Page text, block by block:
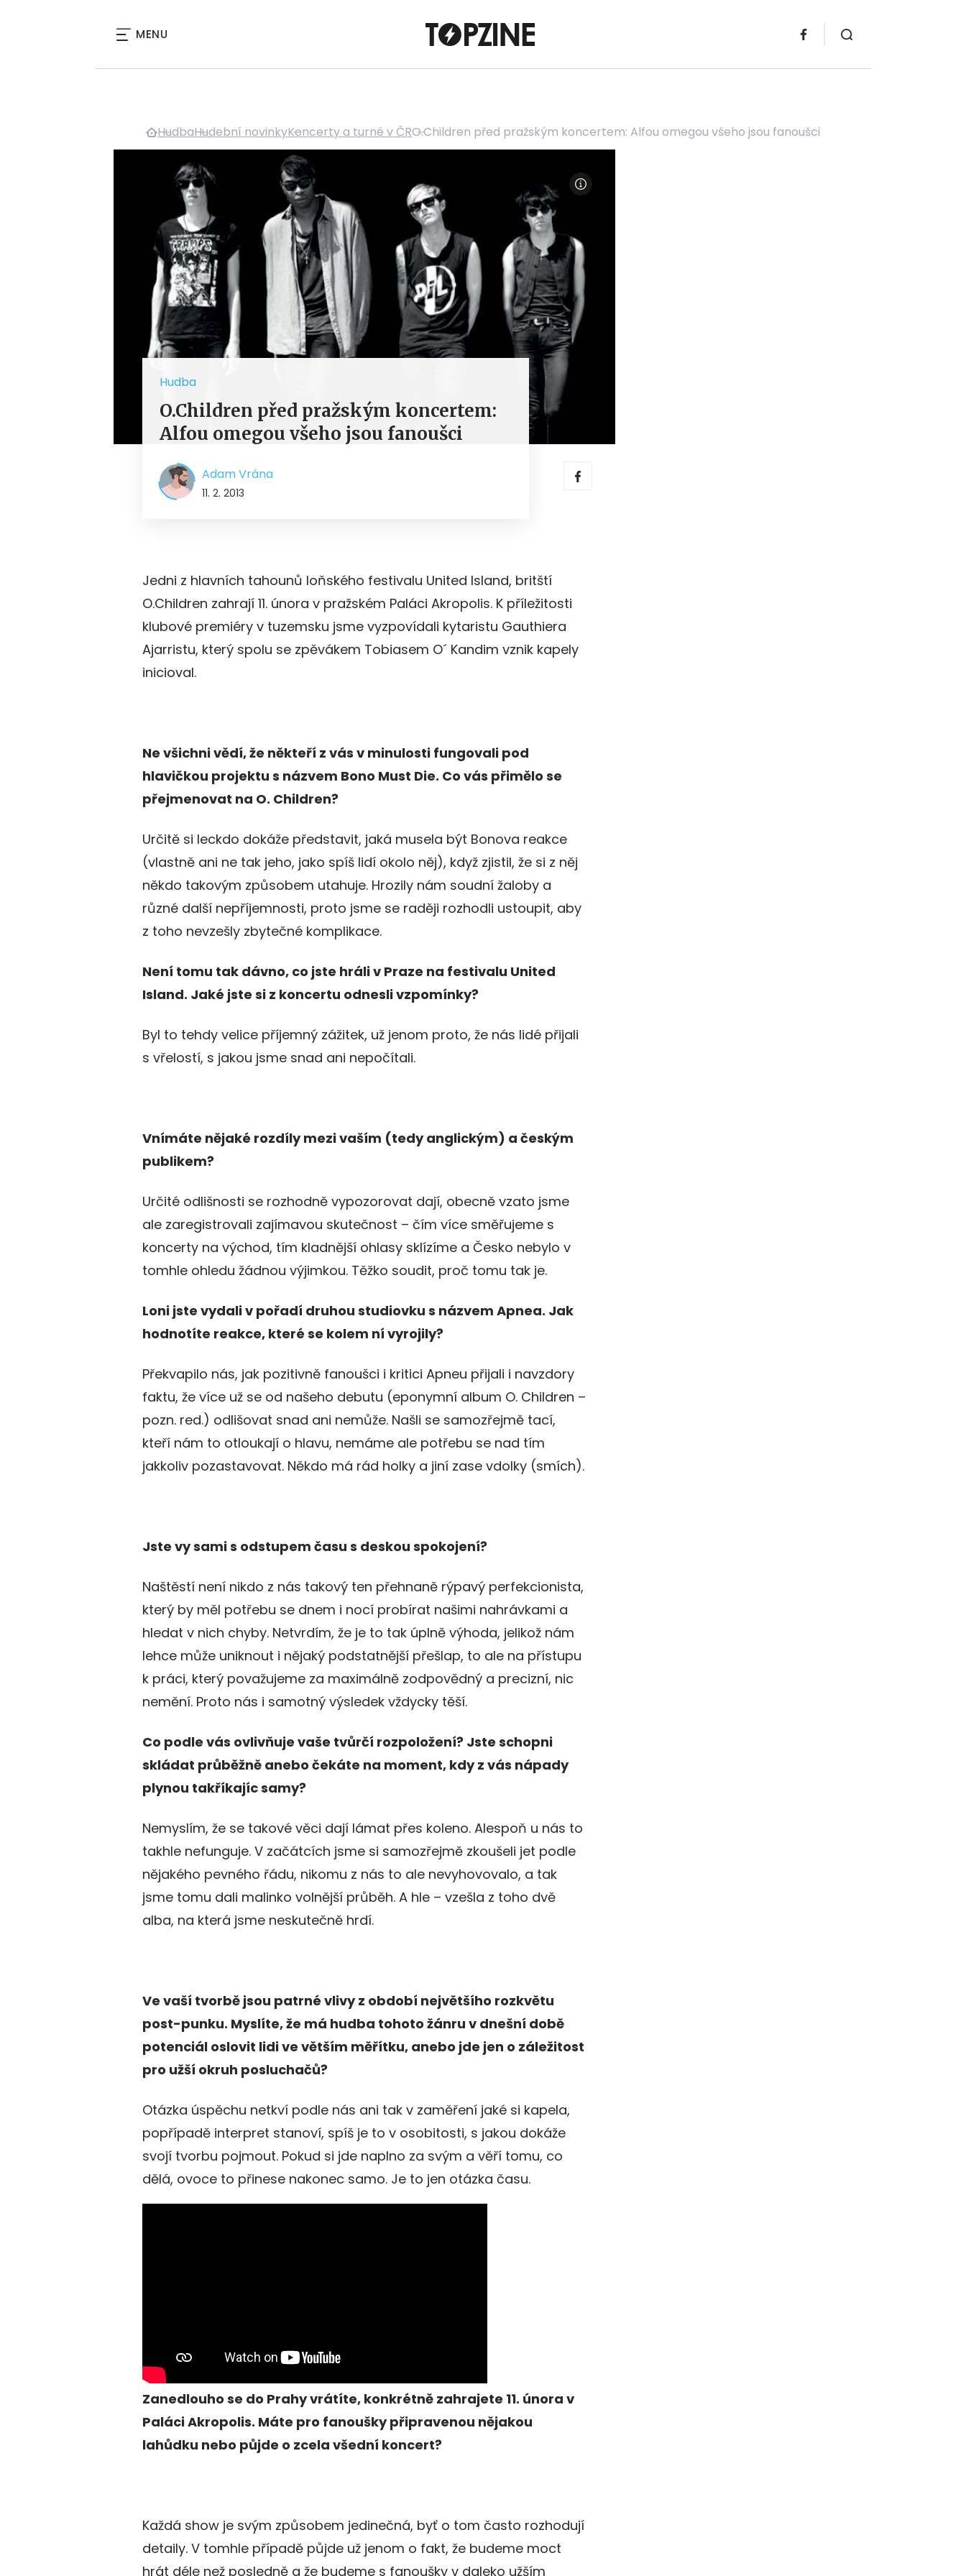
MENU
HudbaHudební novinkyKoncerty a turné v ČRO.Children před pražským koncertem: Alfou omegou všeho jsou fanoušci
Hudba
O.Children před pražským koncertem:
Alfou omegou všeho jsou fanoušci
Adam Vrána
11. 2. 2013
Jedni z hlavních tahounů loňského festivalu United Island, britští
O.Children zahrají 11. února v pražském Paláci Akropolis. K příležitosti
klubové premiéry v tuzemsku jsme vyzpovídali kytaristu Gauthiera
Ajarristu, který spolu se zpěvákem Tobiasem O´ Kandim vznik kapely
inicioval.
Ne všichni vědí, že někteří z vás v minulosti fungovali pod
hlavičkou projektu s názvem Bono Must Die. Co vás přimělo se
přejmenovat na O. Children?
Určitě si leckdo dokáže představit, jaká musela být Bonova reakce
(vlastně ani ne tak jeho, jako spíš lidí okolo něj), když zjistil, že si z něj
někdo takovým způsobem utahuje. Hrozily nám soudní žaloby a
různé další nepříjemnosti, proto jsme se raději rozhodli ustoupit, aby
z toho nevzešly zbytečné komplikace.
Není tomu tak dávno, co jste hráli v Praze na festivalu United
Island. Jaké jste si z koncertu odnesli vzpomínky?
Byl to tehdy velice příjemný zážitek, už jenom proto, že nás lidé přijali
s vřelostí, s jakou jsme snad ani nepočítali.
Vnímáte nějaké rozdíly mezi vaším (tedy anglickým) a českým
publikem?
Určité odlišnosti se rozhodně vypozorovat dají, obecně vzato jsme
ale zaregistrovali zajímavou skutečnost – čím více směřujeme s
koncerty na východ, tím kladnější ohlasy sklízíme a Česko nebylo v
tomhle ohledu žádnou výjimkou. Těžko soudit, proč tomu tak je.
Loni jste vydali v pořadí druhou studiovku s názvem Apnea. Jak
hodnotíte reakce, které se kolem ní vyrojily?
Překvapilo nás, jak pozitivně fanoušci i kritici Apneu přijali i navzdory
faktu, že více už se od našeho debutu (eponymní album O. Children –
pozn. red.) odlišovat snad ani nemůže. Našli se samozřejmě tací,
kteří nám to otloukají o hlavu, nemáme ale potřebu se nad tím
jakkoliv pozastavovat. Někdo má rád holky a jiní zase vdolky (smích).
Jste vy sami s odstupem času s deskou spokojení?
Naštěstí není nikdo z nás takový ten přehnaně rýpavý perfekcionista,
který by měl potřebu se dnem i nocí probírat našimi nahrávkami a
hledat v nich chyby. Netvrdím, že je to tak úplně výhoda, jelikož nám
lehce může uniknout i nějaký podstatnější přešlap, to ale na přístupu
k práci, který považujeme za maximálně zodpovědný a precizní, nic
nemění. Proto nás i samotný výsledek vždycky těší.
Co podle vás ovlivňuje vaše tvůrčí rozpoložení? Jste schopni
skládat průběžně anebo čekáte na moment, kdy z vás nápady
plynou takříkajíc samy?
Nemyslím, že se takové věci dají lámat přes koleno. Alespoň u nás to
takhle nefunguje. V začátcích jsme si samozřejmě zkoušeli jet podle
nějakého pevného řádu, nikomu z nás to ale nevyhovovalo, a tak
jsme tomu dali malinko volnější průběh. A hle – vzešla z toho dvě
alba, na která jsme neskutečně hrdí.
Ve vaší tvorbě jsou patrné vlivy z období největšího rozkvětu
post-punku. Myslíte, že má hudba tohoto žánru v dnešní době
potenciál oslovit lidi ve větším měřítku, anebo jde jen o záležitost
pro užší okruh posluchačů?
Otázka úspěchu netkví podle nás ani tak v zaměření jaké si kapela,
popřípadě interpret stanoví, spíš je to v osobitosti, s jakou dokáže
svojí tvorbu pojmout. Pokud si jde naplno za svým a věří tomu, co
dělá, ovoce to přinese nakonec samo. Je to jen otázka času.
Zanedlouho se do Prahy vrátíte, konkrétně zahrajete 11. února v
Paláci Akropolis. Máte pro fanoušky připravenou nějakou
lahůdku nebo půjde o zcela všední koncert?
Každá show je svým způsobem jedinečná, byť o tom často rozhodují
detaily. V tomhle případě půjde už jenom o fakt, že budeme moct
hrát déle než posledně a že budeme s fanoušky v daleko užším